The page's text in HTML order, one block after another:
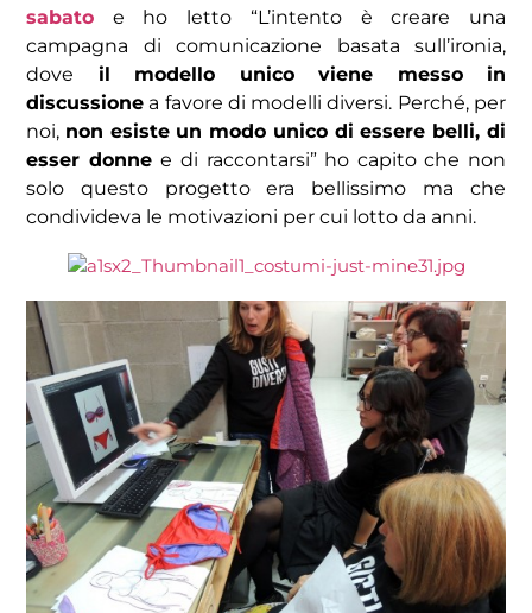
sabato e ho letto “L’intento è creare una
campagna di comunicazione basata sull’ironia,
dove il modello unico viene messo in
discussione a favore di modelli diversi. Perché, per
noi, non esiste un modo unico di essere belli, di
esser donnee di raccontarsi” ho capito che non
solo questo progetto era bellissimo ma che
condivideva le motivazioni per cui lotto da anni.